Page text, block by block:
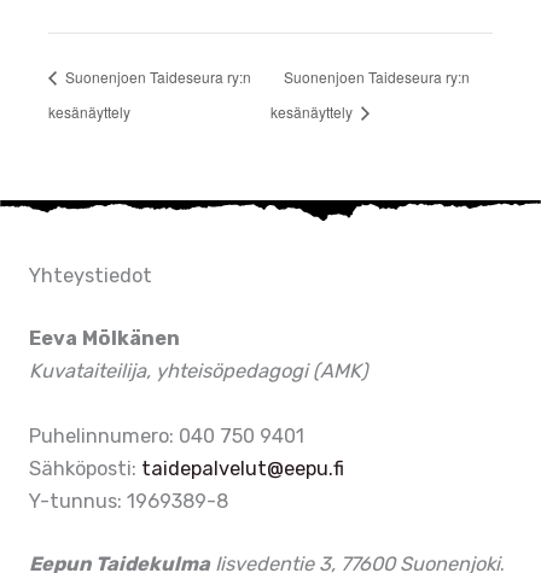
Suonenjoen Taideseura ry:n
kesänäyttely
Suonenjoen Taideseura ry:n
kesänäyttely
Yhteystiedot
Eeva Mölkänen
Kuvataiteilija, yhteisöpedagogi (AMK)
Puhelinnumero: 040 750 9401
Sähköposti: taidepalvelut@eepu.fi
Y-tunnus: 1969389-8
Eepun Taidekulma Iisvedentie 3, 77600 Suonenjoki.